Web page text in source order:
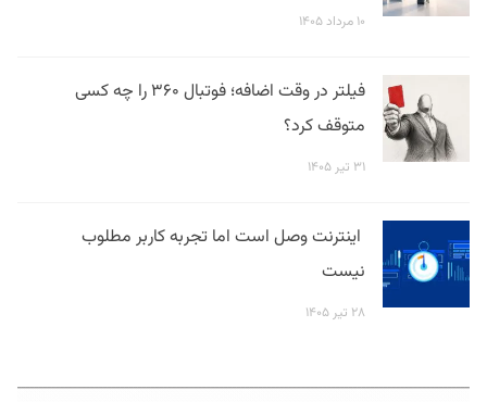
۱۰ مرداد ۱۴۰۵
فیلتر در وقت اضافه؛ فوتبال ۳۶۰ را چه کسی
متوقف کرد؟
۳۱ تیر ۱۴۰۵
اینترنت وصل است اما تجربه کاربر مطلوب
نیست
۲۸ تیر ۱۴۰۵